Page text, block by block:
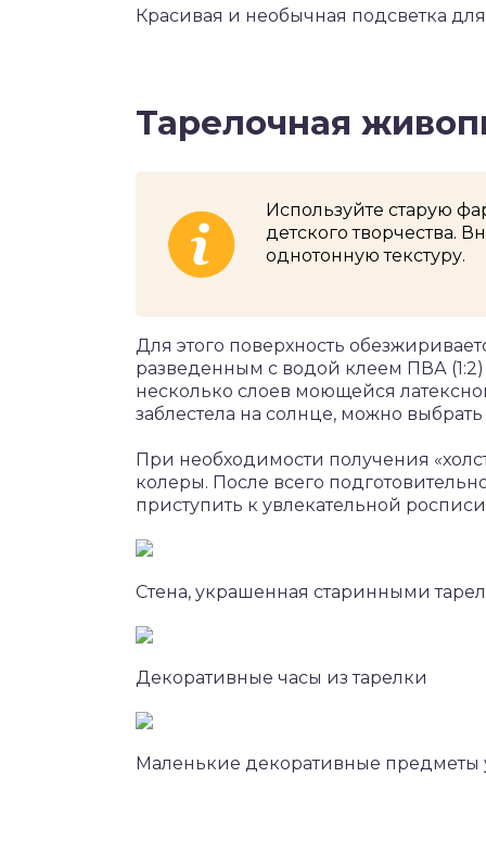
Красивая и необычная подсветка
Тарелочная
Используйте старую
детского творчества.
однотонную текстуру.
Для этого поверхность
разведенным с водой клеем ПВА
несколько слоев моющейся
заблестела на солнце, можно
При необходимости получения
колеры. После всего
приступить к увлекательной
Стена, украшенная старинными
Декоративные часы из тарелки
Маленькие декоративные предметы